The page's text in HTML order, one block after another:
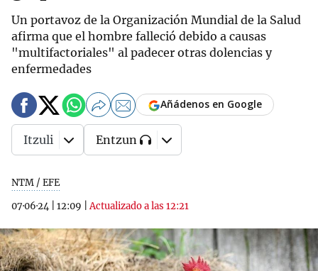
Un portavoz de la Organización Mundial de la Salud
afirma que el hombre falleció debido a causas
"multifactoriales" al padecer otras dolencias y
enfermedades
NTM / EFE
07·06·24
12:09 |Actualizado a las 12:21
Añádenos en Google
Itzuli Entzun